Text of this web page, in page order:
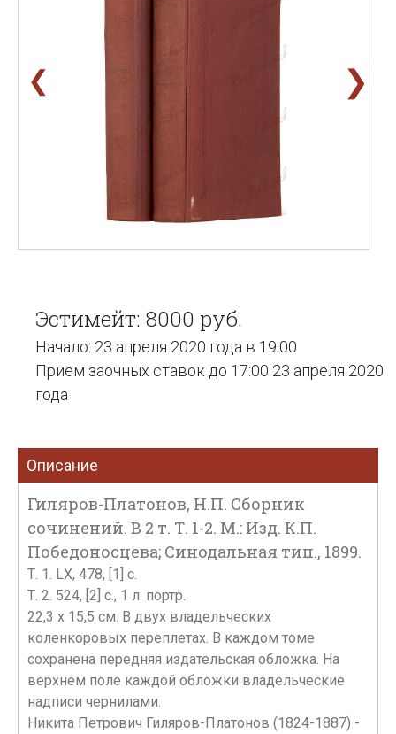
❮ ❯
Эстимейт: 8000 руб.
Начало: 23 апреля 2020 года в 19:00
Прием заочных ставок до 17:00 23 апреля 2020
года
Описание
Гиляров-Платонов, Н.П. Сборник
сочинений. В 2 т. Т. 1-2. М.: Изд. К.П.
Победоносцева; Синодальная тип., 1899.
Т. 1. LX, 478, [1] с.
Т. 2. 524, [2] с., 1 л. портр.
22,3 х 15,5 см. В двух владельческих
коленкоровых переплетах. В каждом томе
сохранена передняя издательская обложка. На
верхнем поле каждой обложки владельческие
надписи чернилами.
Никита Петрович Гиляров-Платонов (1824-1887) -